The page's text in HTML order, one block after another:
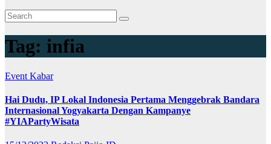
Tag: infia
Event Kabar
Hai Dudu, IP Lokal Indonesia Pertama Menggebrak Bandara
Internasional Yogyakarta Dengan Kampanye
#YIAPartyWisata